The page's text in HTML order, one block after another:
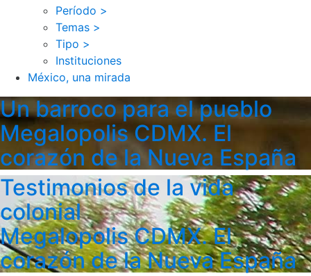
Período >
Temas >
Tipo >
Instituciones
México, una mirada
Un barroco para el pueblo
Megalopolis CDMX. El
corazón de la Nueva España
Testimonios de la vida
colonial
Megalopolis CDMX. El
corazón de la Nueva España